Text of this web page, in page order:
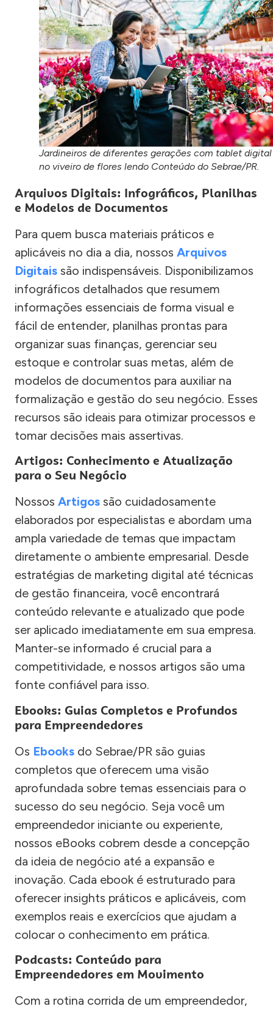
Jardineiros de diferentes gerações com tablet digital
no viveiro de flores lendo Conteúdo do Sebrae/PR.
Arquivos Digitais: Infográficos, Planilhas
e Modelos de Documentos
Para quem busca materiais práticos e
aplicáveis no dia a dia, nossos Arquivos
Digitais são indispensáveis. Disponibilizamos
infográficos detalhados que resumem
informações essenciais de forma visual e
fácil de entender, planilhas prontas para
organizar suas finanças, gerenciar seu
estoque e controlar suas metas, além de
modelos de documentos para auxiliar na
formalização e gestão do seu negócio. Esses
recursos são ideais para otimizar processos e
tomar decisões mais assertivas.
Artigos: Conhecimento e Atualização
para o Seu Negócio
Nossos Artigos são cuidadosamente
elaborados por especialistas e abordam uma
ampla variedade de temas que impactam
diretamente o ambiente empresarial. Desde
estratégias de marketing digital até técnicas
de gestão financeira, você encontrará
conteúdo relevante e atualizado que pode
ser aplicado imediatamente em sua empresa.
Manter-se informado é crucial para a
competitividade, e nossos artigos são uma
fonte confiável para isso.
Ebooks: Guias Completos e Profundos
para Empreendedores
Os Ebooks do Sebrae/PR são guias
completos que oferecem uma visão
aprofundada sobre temas essenciais para o
sucesso do seu negócio. Seja você um
empreendedor iniciante ou experiente,
nossos eBooks cobrem desde a concepção
da ideia de negócio até a expansão e
inovação. Cada ebook é estruturado para
oferecer insights práticos e aplicáveis, com
exemplos reais e exercícios que ajudam a
colocar o conhecimento em prática.
Podcasts: Conteúdo para
Empreendedores em Movimento
Com a rotina corrida de um empreendedor,